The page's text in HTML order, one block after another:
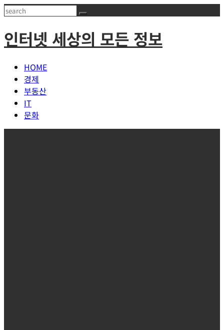
Skip
content
Search
인터넷 세상의 모든 정보
HOME
경제
부동산
IT
문화